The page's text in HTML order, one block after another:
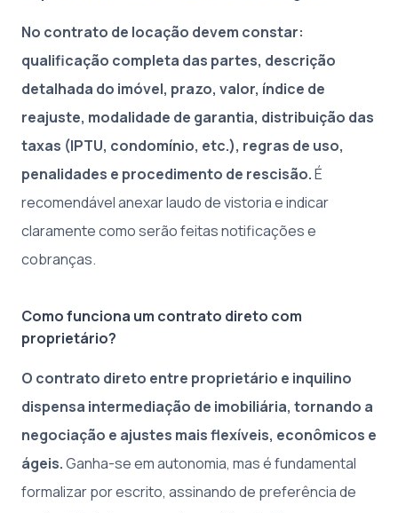
No contrato de locação devem constar:
qualificação completa das partes, descrição
detalhada do imóvel, prazo, valor, índice de
reajuste, modalidade de garantia, distribuição das
taxas (IPTU, condomínio, etc.), regras de uso,
penalidades e procedimento de rescisão.É
recomendável anexar laudo de vistoria e indicar
claramente como serão feitas notificações e
cobranças.
Como funciona um contrato direto com
proprietário?
O contrato direto entre proprietário e inquilino
dispensa intermediação de imobiliária, tornando a
negociação e ajustes mais flexíveis, econômicos e
ágeis.Ganha-se em autonomia, mas é fundamental
formalizar por escrito, assinando de preferência de